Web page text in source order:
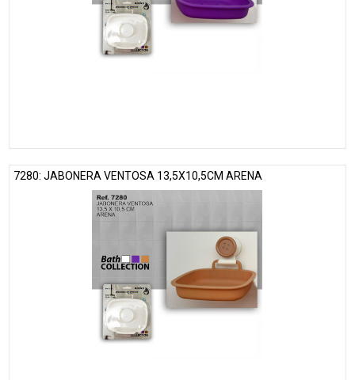
7280: JABONERA VENTOSA 13,5X10,5CM ARENA